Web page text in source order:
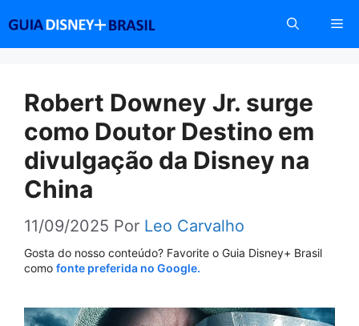
conteúdo
Robert Downey Jr. surge
como Doutor Destino em
divulgação da Disney na
China
11/09/2025 Por Leo Carvalho
Gosta do nosso conteúdo? Favorite o Guia Disney+ Brasil
como fonte preferida no Google.